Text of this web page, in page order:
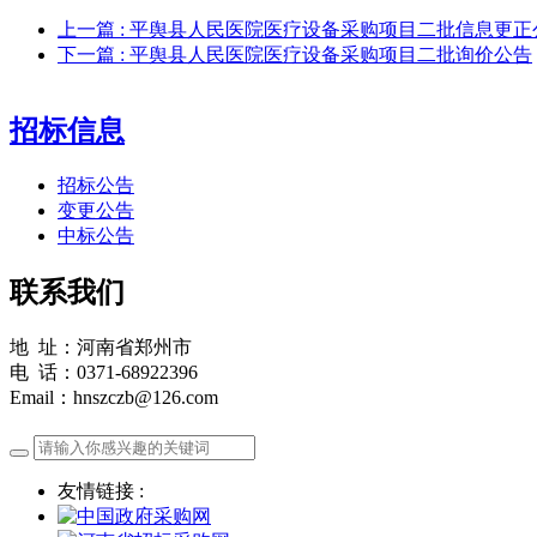
上一篇 : 平舆县人民医院医疗设备采购项目二批信息更正
下一篇 : 平舆县人民医院医疗设备采购项目二批询价公告
招标信息
招标公告
变更公告
中标公告
联系我们
地 址：河南省郑州市
电 话：0371-68922396
Email：hnszczb@126.com
友情链接 :